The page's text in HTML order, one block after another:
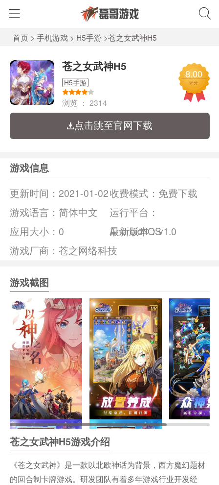
首页 > 手机游戏 > H5手游 >苍之女武神H5
苍之女武神H5
H5手游
浏览 ： 2314
8.00
评分
点击跳至官网下载
游戏信息
更新时间： 2021-01-02收费模式： 免费下载
游戏语言： 简体中文
运行平台：
Android/IOS
应用大小： 0
最新版本：v1.0
游戏厂商：苍之网络科技
游戏截图
苍之女武神H5游戏介绍
《苍之女武神》是一款以北欧神话为背景，西方魔幻题材
的回合制卡牌游戏。研发团队有着多年游戏行业开发经